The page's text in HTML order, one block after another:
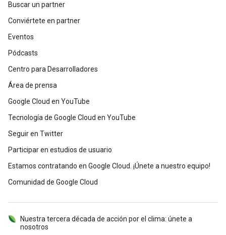
Buscar un partner
Conviértete en partner
Eventos
Pódcasts
Centro para Desarrolladores
Área de prensa
Google Cloud en YouTube
Tecnología de Google Cloud en YouTube
Seguir en Twitter
Participar en estudios de usuario
Estamos contratando en Google Cloud. ¡Únete a nuestro equipo!
Comunidad de Google Cloud
Nuestra tercera década de acción por el clima: únete a
nosotros